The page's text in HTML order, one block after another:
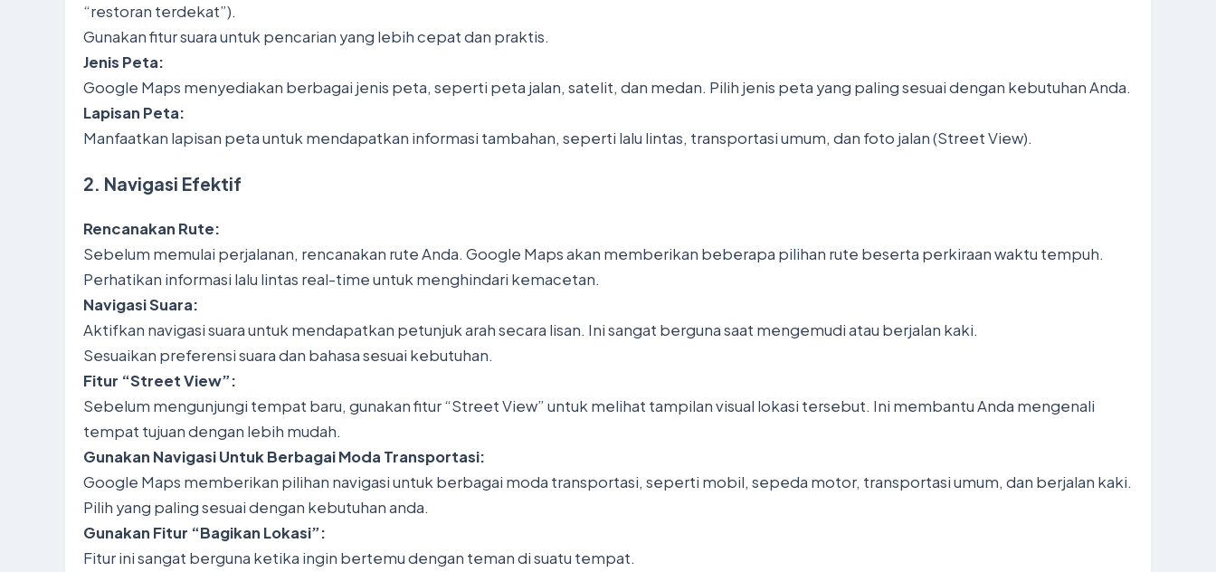
“restoran terdekat”).
Gunakan fitur suara untuk pencarian yang lebih cepat dan praktis.
Jenis Peta:
Google Maps menyediakan berbagai jenis peta, seperti peta jalan, satelit, dan medan. Pilih jenis peta yang paling sesuai dengan kebutuhan Anda.
Lapisan Peta:
Manfaatkan lapisan peta untuk mendapatkan informasi tambahan, seperti lalu lintas, transportasi umum, dan foto jalan (Street View).
2. Navigasi Efektif
Rencanakan Rute:
Sebelum memulai perjalanan, rencanakan rute Anda. Google Maps akan memberikan beberapa pilihan rute beserta perkiraan waktu tempuh.
Perhatikan informasi lalu lintas real-time untuk menghindari kemacetan.
Navigasi Suara:
Aktifkan navigasi suara untuk mendapatkan petunjuk arah secara lisan. Ini sangat berguna saat mengemudi atau berjalan kaki.
Sesuaikan preferensi suara dan bahasa sesuai kebutuhan.
Fitur “Street View”:
Sebelum mengunjungi tempat baru, gunakan fitur “Street View” untuk melihat tampilan visual lokasi tersebut. Ini membantu Anda mengenali
tempat tujuan dengan lebih mudah.
Gunakan Navigasi Untuk Berbagai Moda Transportasi:
Google Maps memberikan pilihan navigasi untuk berbagai moda transportasi, seperti mobil, sepeda motor, transportasi umum, dan berjalan kaki.
Pilih yang paling sesuai dengan kebutuhan anda.
Gunakan Fitur “Bagikan Lokasi”:
Fitur ini sangat berguna ketika ingin bertemu dengan teman di suatu tempat.